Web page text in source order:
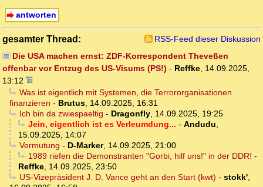
antworten
gesamter Thread:
RSS-Feed dieser Diskussion
Die USA machen ernst: ZDF-Korrespondent Theveßen
offenbar vor Entzug des US-Visums (PS!) - Reffke, 14.09.2025,
13:12
Was ist eigentlich mit Systemen, die Terrororganisationen
finanzieren - Brutus, 14.09.2025, 16:31
Ich bin da zwiespaeltig - Dragonfly, 14.09.2025, 19:25
Jein, eigentlich ist es Verleumdung... - Andudu,
15.09.2025, 14:07
Vermutung - D-Marker, 14.09.2025, 21:00
1989 riefen die Demonstranten "Gorbi, hilf uns!" in der DDR! -
Reffke, 14.09.2025, 23:50
US-Vizepräsident J. D. Vance geht an den Start (kwt) - stokk',